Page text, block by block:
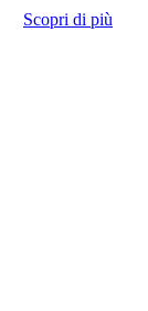
Scopri di più